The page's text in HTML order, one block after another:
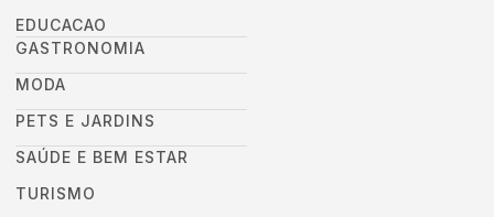
EDUCACAO
GASTRONOMIA
MODA
PETS E JARDINS
SAÚDE E BEM ESTAR
TURISMO